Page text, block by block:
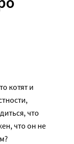
котят и
что
что он не